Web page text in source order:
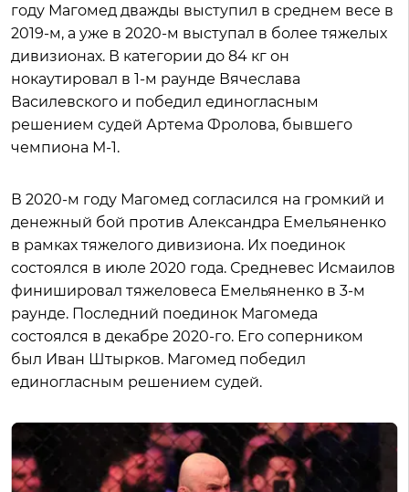
году Магомед дважды выступил в среднем весе в
2019-м, а уже в 2020-м выступал в более тяжелых
дивизионах. В категории до 84 кг он
нокаутировал в 1-м раунде Вячеслава
Василевского и победил единогласным
решением судей Артема Фролова, бывшего
чемпиона М-1.
В 2020-м году Магомед согласился на громкий и
денежный бой против Александра Емельяненко
в рамках тяжелого дивизиона. Их поединок
состоялся в июле 2020 года. Средневес Исмаилов
финишировал тяжеловеса Емельяненко в 3-м
раунде. Последний поединок Магомеда
состоялся в декабре 2020-го. Его соперником
был Иван Штырков. Магомед победил
единогласным решением судей.